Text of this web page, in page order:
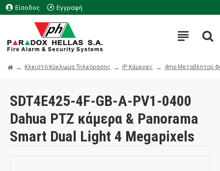
Είσοδος Εγγραφή
Κλειστό Κύκλωμα Τηλεόρασης IP Κάμερες 4mp Μεταβλητού
SDT4E425-4F-GB-A-PV1-0400
Dahua PTZ κάμερα & Panorama
Smart Dual Light 4 Megapixels